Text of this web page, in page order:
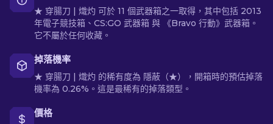
★ 穿腸刀 | 熾灼 可於 11 個武器箱之一取得，其中包括 2013
年電子競技箱、CS:GO 武器箱 與 《Bravo 行動》武器箱。
它不屬於任何收藏。
掉落機率
★ 穿腸刀 | 熾灼 的稀有度為 隱蔽（★），開箱時的預估掉落
機率為 0.26%。這是最稀有的掉落類型。
價格